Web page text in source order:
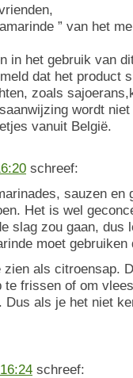
” van het
in het gebruik van
dat het product
zoals
wordt
vanuit België.
schreef:
sauzen en
Het is wel
slag zou gaan, dus
moet gebruiken
als citroensap.
te frissen of om
als je het niet
schreef: